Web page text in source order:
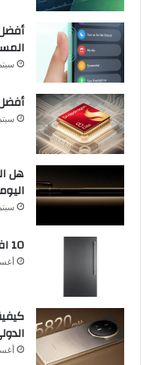
سبتمبر
سبتمبر
هل
سبتمبر
10 افضل فريزر عمودي​ في السعودية​ 2025